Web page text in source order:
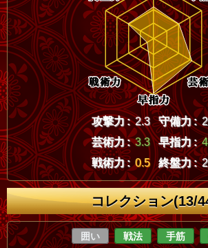
攻撃力 : 2.3 守備力 :
芸術力 : 3.3 早指力 :
戦術力 : 0.5 終盤力 :
コレクション(13/
囲い 戦法 手筋